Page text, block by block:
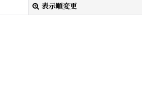
表示順変更